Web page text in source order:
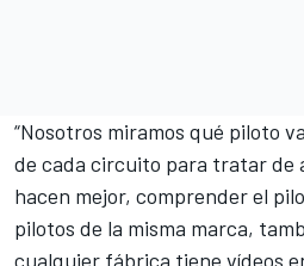
“Nosotros miramos qué piloto
de cada circuito para tratar de
hacen mejor, comprender el
pilotos de la misma marca,
cualquier fábrica tiene vídeos